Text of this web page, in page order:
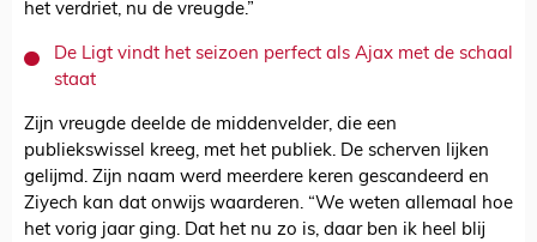
het verdriet, nu de vreugde.”
De Ligt vindt het seizoen perfect als Ajax met de schaal
staat
Zijn vreugde deelde de middenvelder, die een
publiekswissel kreeg, met het publiek. De scherven lijken
gelijmd. Zijn naam werd meerdere keren gescandeerd en
Ziyech kan dat onwijs waarderen. “We weten allemaal hoe
het vorig jaar ging. Dat het nu zo is, daar ben ik heel blij